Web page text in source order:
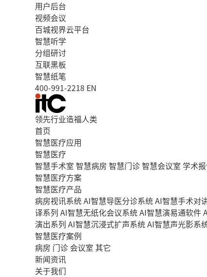
用户后台
视频会议
百城视界云平台
智慧听学
分组研讨
互联黑板
智慧纸笔
400-991-2218 EN
领先行业造福人类
首页
智慧医疗应用
智慧医疗
智慧手术室 智慧病房 智慧门诊智慧会议室 学术
智慧医疗方案
智慧医疗产品
病房视讯系统AI智慧导医分诊系统AI智慧手术对
译系列 AI智慧无纸化会议系统AI智慧演易通软件
演出系列 AI智慧沉浸式扩声系统AI智慧声光影系
智慧医疗案例
病房 门诊 会议室 其它
新闻资讯
关于我们